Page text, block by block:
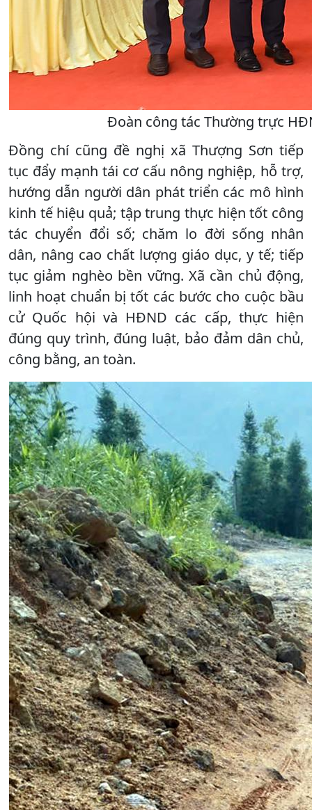
Đoàn công tác Thường trực
Đồng chí cũng đề nghị xã Thượng Sơn tiếp
tục đẩy mạnh tái cơ cấu nông nghiệp, hỗ trợ,
hướng dẫn người dân phát triển các mô hình
kinh tế hiệu quả; tập trung thực hiện tốt công
tác chuyển đổi số; chăm lo đời sống nhân
dân, nâng cao chất lượng giáo dục, y tế; tiếp
tục giảm nghèo bền vững. Xã cần chủ động,
linh hoạt chuẩn bị tốt các bước cho cuộc bầu
cử Quốc hội và HĐND các cấp, thực hiện
đúng quy trình, đúng luật, bảo đảm dân chủ,
công bằng, an toàn.